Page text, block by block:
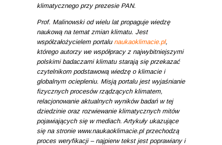
klimatycznego przy prezesie PAN.
Prof. Malinowski od wielu lat propaguje wiedzę
naukową na temat zmian klimatu. Jest
współzałożycielem portalu naukaoklimacie.pl,
którego autorzy we współpracy z najwybitniejszymi
polskimi badaczami klimatu starają się przekazać
czytelnikom podstawową wiedzę o klimacie i
globalnym ociepleniu. Misją portalu jest wyjaśnianie
fizycznych procesów rządzących klimatem,
relacjonowanie aktualnych wyników badań w tej
dziedzinie oraz rozwiewanie klimatycznych mitów
pojawiających się w mediach. Artykuły ukazujące
się na stronie www.naukaoklimacie.pl przechodzą
proces weryfikacji – najpierw tekst jest poprawiany i